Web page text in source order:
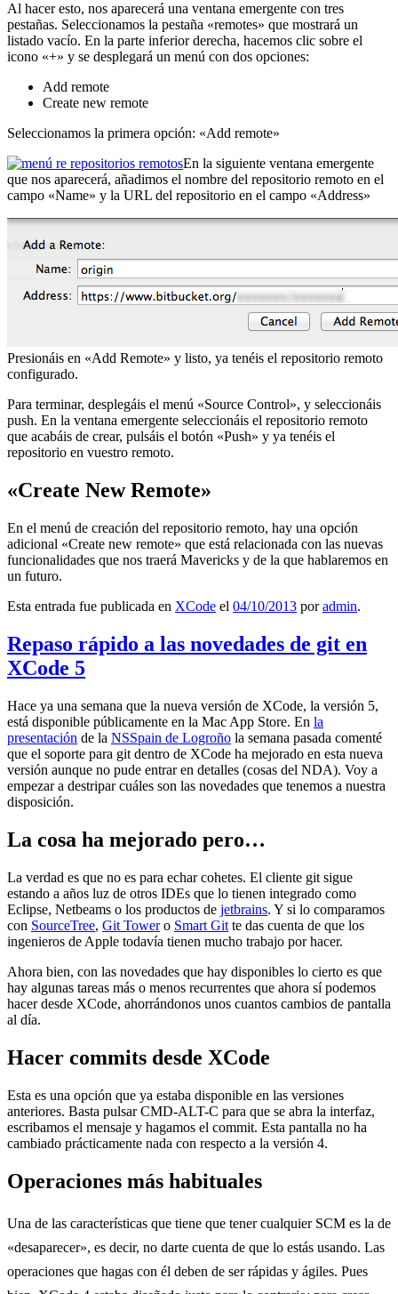
Al hacer esto, nos aparecerá una ventana emergente con tres
pestañas. Seleccionamos la pestaña «remotes» que mostrará un
listado vacío. En la parte inferior derecha, hacemos clic sobre el
icono «+» y se desplegará un menú con dos opciones:
Add remote
Create new remote
Seleccionamos la primera opción: «Add remote»
En la siguiente ventana emergente
que nos aparecerá, añadimos el nombre del repositorio remoto en el
campo «Name» y la URL del repositorio en el campo «Address»
Presionáis en «Add Remote» y listo, ya tenéis el repositorio remoto
configurado.
Para terminar, desplegáis el menú «Source Control», y seleccionáis
push. En la ventana emergente seleccionáis el repositorio remoto
que acabáis de crear, pulsáis el botón «Push» y ya tenéis el
repositorio en vuestro remoto.
«Create New Remote»
En el menú de creación del repositorio remoto, hay una opción
adicional «Create new remote» que está relacionada con las nuevas
funcionalidades que nos traerá Mavericks y de la que hablaremos en
un futuro.
Esta entrada fue publicada en XCode el 04/10/2013 poradmin.
Repaso rápido a las novedades de git en
XCode 5
Hace ya una semana que la nueva versión de XCode, la versión 5,
está disponible públicamente en la Mac App Store. En la
presentación de la NSSpain de Logroño la semana pasada comenté
que el soporte para git dentro de XCode ha mejorado en esta nueva
versión aunque no pude entrar en detalles (cosas del NDA). Voy a
empezar a destripar cuáles son las novedades que tenemos a nuestra
disposición.
La cosa ha mejorado pero…
La verdad es que no es para echar cohetes. El cliente git sigue
estando a años luz de otros IDEs que lo tienen integrado como
Eclipse, Netbeams o los productos de jetbrains. Y si lo comparamos
con SourceTree, Git Towero Smart Git te das cuenta de que los
ingenieros de Apple todavía tienen mucho trabajo por hacer.
Ahora bien, con las novedades que hay disponibles lo cierto es que
hay algunas tareas más o menos recurrentes que ahora sí podemos
hacer desde XCode, ahorrándonos unos cuantos cambios de pantalla
al día.
Hacer commits desde XCode
Esta es una opción que ya estaba disponible en las versiones
anteriores. Basta pulsar CMD-ALT-C para que se abra la interfaz,
escribamos el mensaje y hagamos el commit. Esta pantalla no ha
cambiado prácticamente nada con respecto a la versión 4.
Operaciones más habituales
Una de las características que tiene que tener cualquier SCM es la de
«desaparecer», es decir, no darte cuenta de que lo estás usando. Las
operaciones que hagas con él deben de ser rápidas y ágiles. Pues